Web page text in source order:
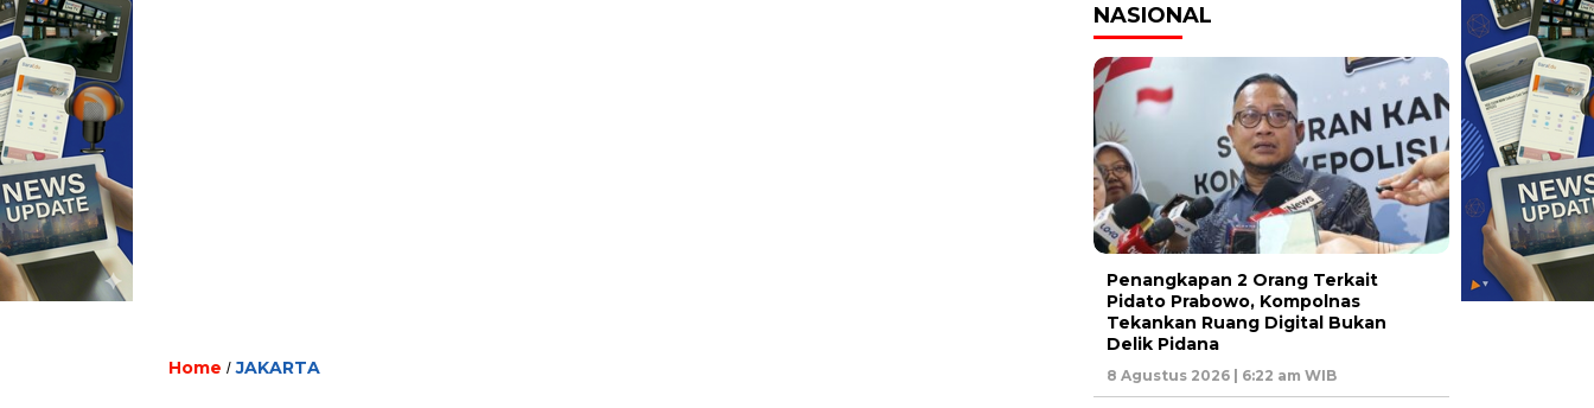
Home /JAKARTA
NASIONAL
Penangkapan 2 Orang Terkait
Pidato Prabowo, Kompolnas
Tekankan Ruang Digital Bukan
Delik Pidana
8 Agustus 2026 | 6:22 am WIB